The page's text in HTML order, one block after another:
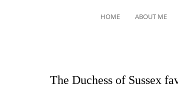
HOME ABOUT ME
The Duchess of Sussex